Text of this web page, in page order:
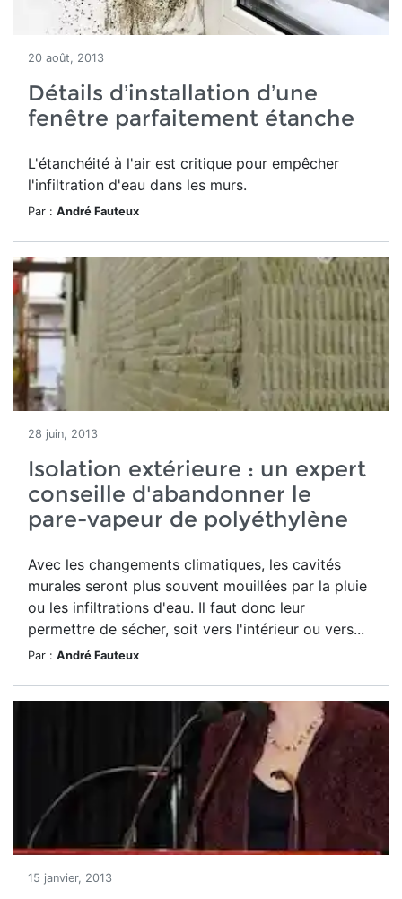
20 août, 2013
Détails d’installation d’une
fenêtre parfaitement étanche
L'étanchéité à l'air est critique pour empêcher
l'infiltration d'eau dans les murs.
Par : André Fauteux
28 juin, 2013
Isolation extérieure : un expert
conseille d'abandonner le
pare-vapeur de polyéthylène
Avec les changements climatiques, les cavités
murales seront plus souvent mouillées par la pluie
ou les infiltrations d'eau. Il faut donc leur
permettre de sécher, soit vers l'intérieur ou vers...
Par : André Fauteux
15 janvier, 2013